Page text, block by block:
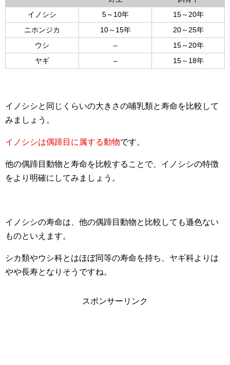
イノシシ
5～10年
15～20年
ニホンジカ
10～15年
20～25年
ウシ
–
15～20年
ヤギ
– 15～18年
イノシシと同じくらいの大きさの哺乳類と寿命を比較して
みましょう。
イノシシは偶蹄目に属する動物です。
他の偶蹄目動物と寿命を比較することで、イノシシの特徴
をより明確にしてみましょう。
イノシシの寿命は、他の偶蹄目動物と比較しても遜色ない
ものといえます。
シカ類やウシ科とはほぼ同等の寿命を持ち、ヤギ科よりは
やや長寿となりそうですね。
スポンサーリンク